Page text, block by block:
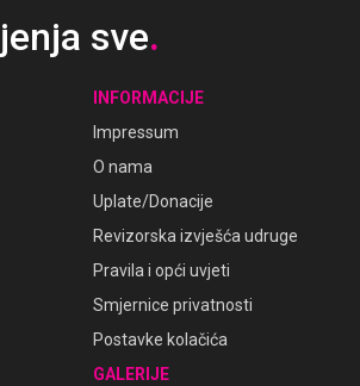
sve.
INFORMACIJE
Impressum
O nama
Uplate/Donacije
Revizorska izvješća udruge
Pravila i opći uvjeti
Smjernice privatnosti
Postavke kolačića
GALERIJE